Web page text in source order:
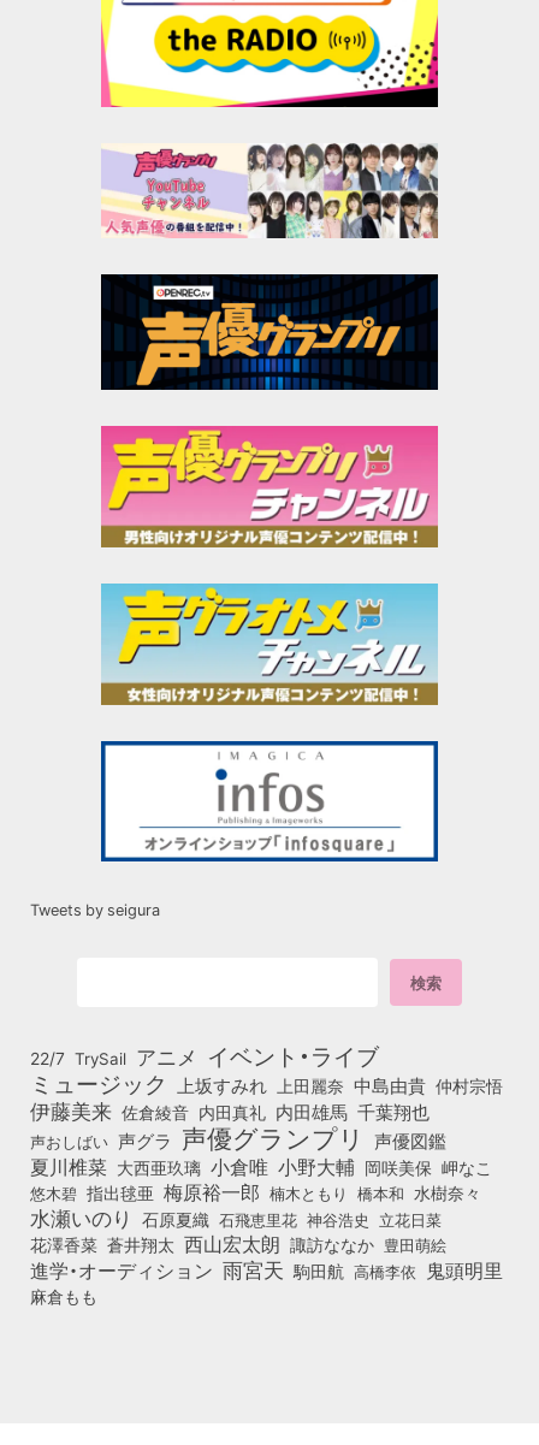
Tweets by seigura
22/7 TrySail アニメ イベント・ライブ
ミュージック 上坂すみれ 上田麗奈 中島由貴 仲村宗悟
伊藤美来 佐倉綾音 内田真礼 内田雄馬 千葉翔也
声おしばい 声グラ 声優グランプリ 声優図鑑
夏川椎菜 大西亜玖璃 小倉唯 小野大輔 岡咲美保 岬なこ
悠木碧 指出毬亜 梅原裕一郎 楠木ともり 橋本和 水樹奈々
水瀬いのり 石原夏織 石飛恵里花 神谷浩史 立花日菜
花澤香菜 蒼井翔太 西山宏太朗 諏訪ななか 豊田萌絵
進学・オーディション 雨宮天 駒田航 高橋李依 鬼頭明里
麻倉もも